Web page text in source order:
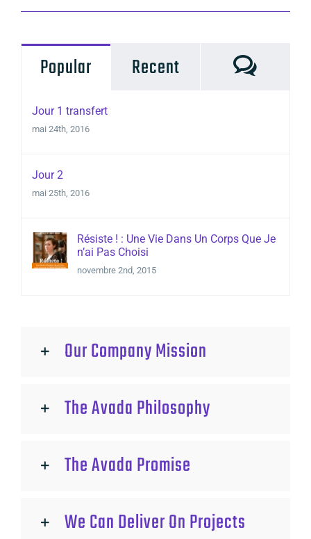
Popular Recent
Jour 1 transfert
mai 24th, 2016
Jour 2
mai 25th, 2016
Résiste ! : Une Vie Dans Un Corps Que Je
n’ai Pas Choisi
novembre 2nd, 2015
Our Company Mission
The Avada Philosophy
The Avada Promise
We Can Deliver On Projects